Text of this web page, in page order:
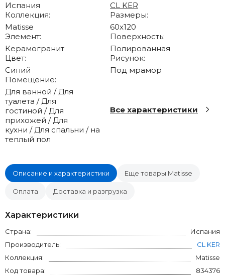
Испания
CL KER
Коллекция:
Matisse
Размеры:
60x120
Элемент:
Керамогранит
Поверхность:
Полированная
Цвет:
Синий
Рисунок:
Под мрамор
Помещение:
Для ванной / Для
туалета / Для
гостиной / Для
прихожей / Для
кухни / Для спальни / на
теплый пол
Все характеристики
Описание и характеристики Еще товары Matisse
Оплата Доставка и разгрузка
Характеристики
Страна:
Испания
Производитель:
CL KER
Коллекция:
Matisse
Код товара:
834376